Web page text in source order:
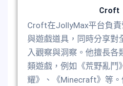
Croft
Croft在JollyMax平台負
與遊戲道具，同時分享對
入觀察與洞察。他擅長各
類遊戲，例如《荒野亂鬥
耀》、《Minecraft》等。